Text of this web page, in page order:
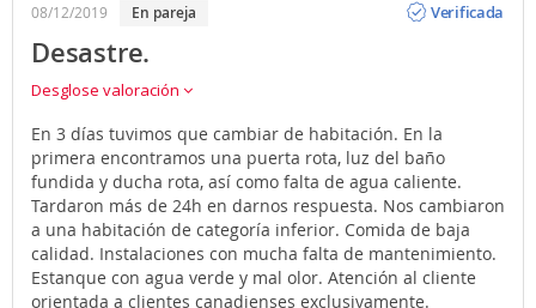
08/12/2019 en pareja
Verificada
Desastre.
Desglose valoración
En 3 días tuvimos que cambiar de habitación. En la
primera encontramos una puerta rota, luz del baño
fundida y ducha rota, así como falta de agua caliente.
Tardaron más de 24h en darnos respuesta. Nos cambiaron
a una habitación de categoría inferior. Comida de baja
calidad. Instalaciones con mucha falta de mantenimiento.
Estanque con agua verde y mal olor. Atención al cliente
orientada a clientes canadienses exclusivamente.